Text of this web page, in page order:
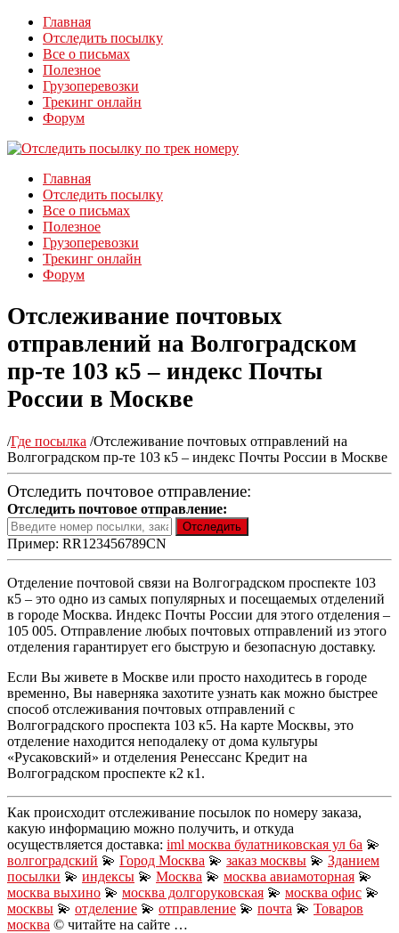
Главная
Отследить посылку
Все о письмах
Полезное
Грузоперевозки
Трекинг онлайн
Форум
Главная
Отследить посылку
Все о письмах
Полезное
Грузоперевозки
Трекинг онлайн
Форум
Отслеживание почтовых
отправлений на Волгоградском
пр-те 103 к5 – индекс Почты
России в Москве
/Где посылка /Отслеживание почтовых отправлений на
Волгоградском пр-те 103 к5 – индекс Почты России в Москве
Отследить почтовое отправление:
Отследить почтовое отправление:
Пример: RR123456789CN
Отделение почтовой связи на Волгоградском проспекте 103
к5 – это одно из самых популярных и посещаемых отделений
в городе Москва. Индекс Почты России для этого отделения –
105 005. Отправление любых почтовых отправлений из этого
отделения гарантирует его быструю и безопасную доставку.
Если Вы живете в Москве или просто находитесь в городе
временно, Вы наверняка захотите узнать как можно быстрее
способ отслеживания почтовых отправлений с
Волгоградского проспекта 103 к5. На карте Москвы, это
отделение находится неподалеку от дома культуры
«Русаковский» и отделения Ренессанс Кредит на
Волгоградском проспекте к2 к1.
Как происходит отслеживание посылок по номеру заказа,
какую информацию можно получить, и откуда
осуществляется доставка: iml москва булатниковская ул 6а 💫
волгоградский 💫 Город Москва 💫 заказ москвы 💫 Зданием
посылки 💫 индексы 💫 Москва 💫 москва авиамоторная 💫
москва выхино 💫 москва долгоруковская 💫 москва офис 💫
москвы 💫 отделение 💫 отправление 💫 почта 💫 Товаров
москва © читайте на сайте …